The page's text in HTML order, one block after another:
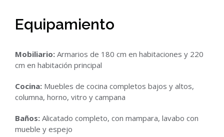
Equipamiento
Mobiliario: Armarios de 180 cm en habitaciones y 220
cm en habitación principal
Cocina: Muebles de cocina completos bajos y altos,
columna, horno, vitro y campana
Baños: Alicatado completo, con mampara, lavabo con
mueble y espejo